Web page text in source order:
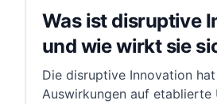
Was ist disruptive
und wie wirkt sie
Die disruptive Innovation
Auswirkungen auf etablierte